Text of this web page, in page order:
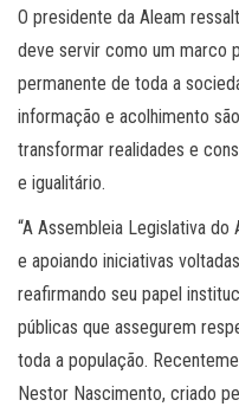
O presidente da Aleam
deve servir como um marco
permanente de toda a
informação e acolhimento
transformar realidades e
e igualitário.
“A Assembleia Legislativa
e apoiando iniciativas
reafirmando seu papel
públicas que assegurem
toda a população.
Nestor Nascimento, criado